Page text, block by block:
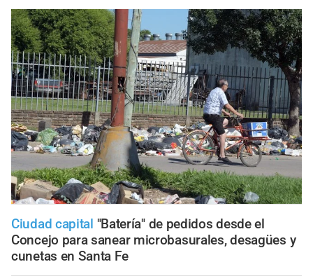
Ciudad capital "Batería" de pedidos desde el
Concejo para sanear microbasurales, desagües y
cunetas en Santa Fe